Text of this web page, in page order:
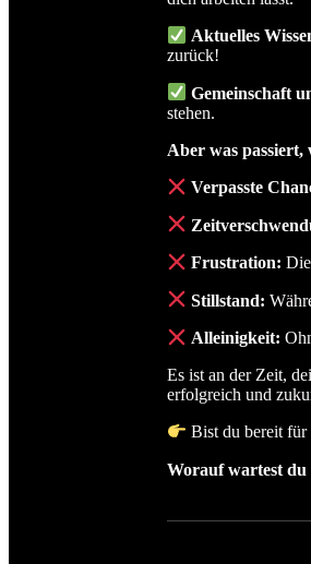
Aktuelles
zurück!
Gemeinschaft
stehen.
Aber was passiert,
Verpasste
Frustration:
Stillstand:
Alleinigkeit:
Es ist an der Zeit,
erfolgreich und
Bist du bereit für
Worauf wartest du